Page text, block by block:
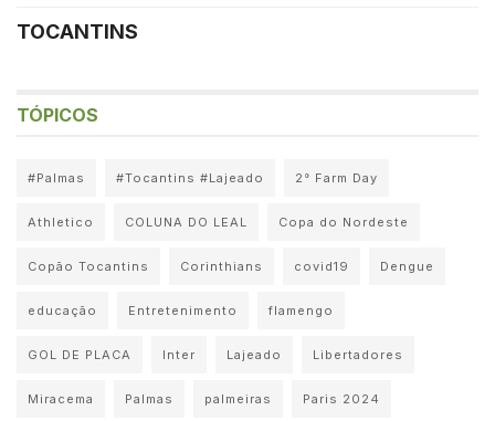
TOCANTINS
TÓPICOS
#Palmas #Tocantins #Lajeado 2° Farm Day
Athletico COLUNA DO LEAL Copa do Nordeste
Copão Tocantins Corinthians covid19 Dengue
educação Entretenimento flamengo
GOL DE PLACA Inter Lajeado Libertadores
Miracema Palmas palmeiras Paris 2024